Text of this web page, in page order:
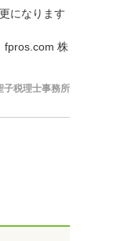
になります
fpros.com 株
子税理士事務所